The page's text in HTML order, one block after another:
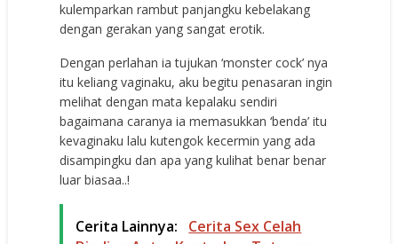
kulemparkan rambut panjangku kebelakang
dengan gerakan yang sangat erotik.
Dengan perlahan ia tujukan ‘monster cock’ nya
itu keliang vaginaku, aku begitu penasaran ingin
melihat dengan mata kepalaku sendiri
bagaimana caranya ia memasukkan ‘benda’ itu
kevaginaku lalu kutengok kecermin yang ada
disampingku dan apa yang kulihat benar benar
luar biasaa..!
Cerita Lainnya:
Cerita Sex Celah